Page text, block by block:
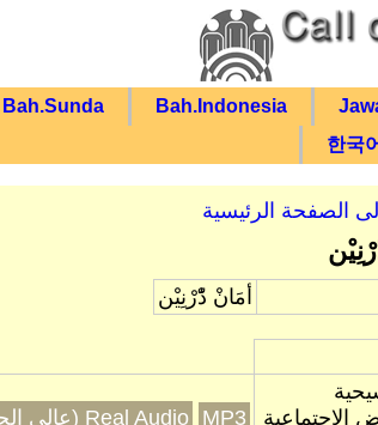
Bah.Indonesia
Bah.Sunda
한국
الصفحة الرئيسية
أمَانْ دّْرْنِيْن
الاجتماعية
MP3 Real Audio (عالي الجودة)